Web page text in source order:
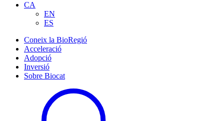
CA
EN
ES
Coneix la BioRegió
Acceleració
Adopció
Inversió
Sobre Biocat